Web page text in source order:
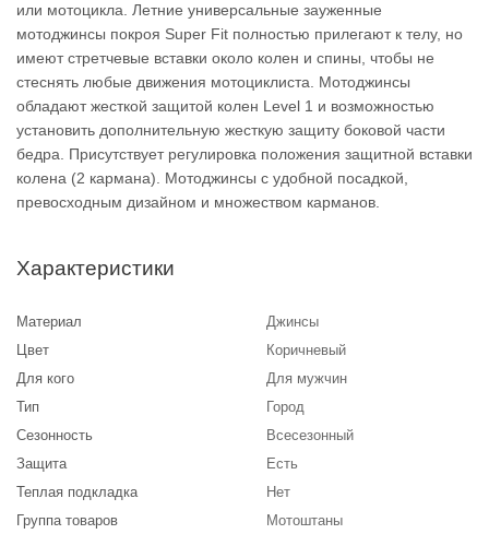
или мотоцикла. Летние универсальные зауженные
мотоджинсы покроя Super Fit полностью прилегают к телу, но
имеют стретчевые вставки около колен и спины, чтобы не
стеснять любые движения мотоциклиста. Мотоджинсы
обладают жесткой защитой колен Level 1 и возможностью
установить дополнительную жесткую защиту боковой части
бедра. Присутствует регулировка положения защитной вставки
колена (2 кармана). Мотоджинсы с удобной посадкой,
превосходным дизайном и множеством карманов.
Характеристики
Материал
Джинсы
Цвет
Коричневый
Для кого
Для мужчин
Тип
Город
Сезонность
Всесезонный
Защита
Есть
Теплая подкладка
Нет
Группа товаров
Мотоштаны